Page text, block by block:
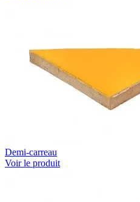
Demi-carreau
Voir le produit